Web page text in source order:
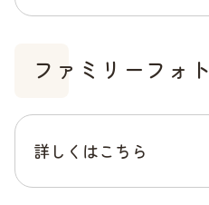
ファミリーフォト
詳しくはこちら